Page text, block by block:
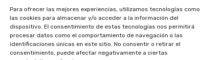
Para ofrecer las mejores experiencias, utilizamos tecnologías como
las cookies para almacenar y/o acceder a la información del
dispositivo. El consentimiento de estas tecnologías nos permitirá
procesar datos como el comportamiento de navegación o las
identificaciones únicas en este sitio. No consentir o retirar el
consentimiento, puede afectar negativamente a ciertas
apoyar la regularización de migrantes
12 de febrero de 2026